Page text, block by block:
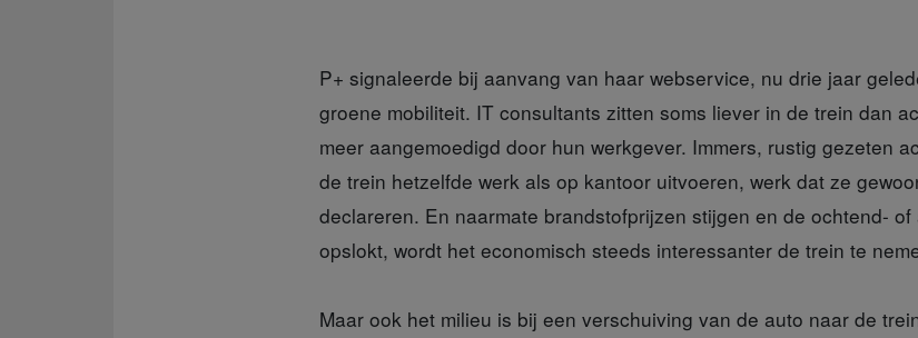
P+ signaleerde bij aanvang van haar webservice, nu drie jaar
groene mobiliteit. IT consultants zitten soms liever in de trein dan
meer aangemoedigd door hun werkgever. Immers, rustig gezeten
de trein hetzelfde werk als op kantoor uitvoeren, werk dat ze
declareren. En naarmate brandstofprijzen stijgen en de ochtend-
opslokt, wordt het economisch steeds interessanter de trein te
Maar ook het milieu is bij een verschuiving van de auto naar de